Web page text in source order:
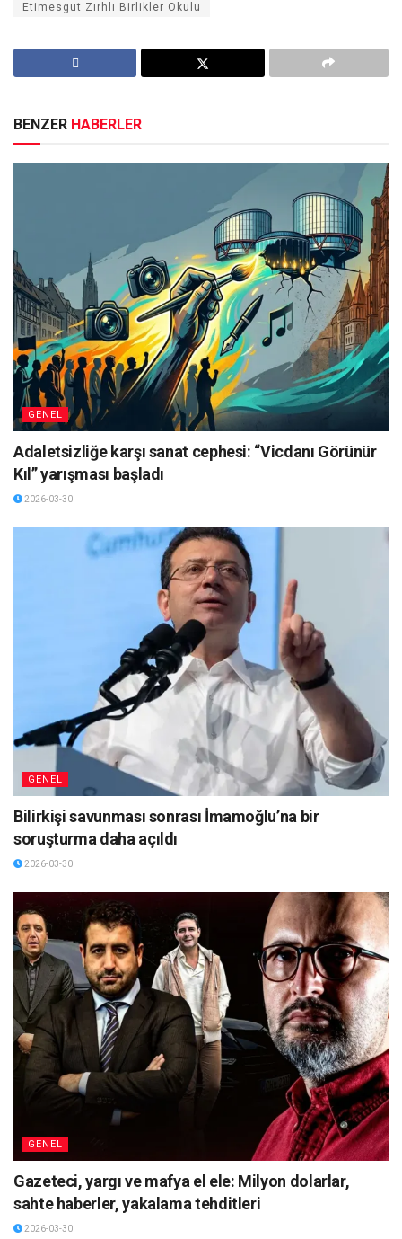
Etimesgut Zırhlı Birlikler Okulu
BENZER HABERLER
GENEL
Adaletsizliğe karşı sanat cephesi: “Vicdanı Görünür
Kıl” yarışması başladı
2026-03-30
GENEL
Bilirkişi savunması sonrası İmamoğlu’na bir
soruşturma daha açıldı
2026-03-30
GENEL
Gazeteci, yargı ve mafya el ele: Milyon dolarlar,
sahte haberler, yakalama tehditleri
2026-03-30